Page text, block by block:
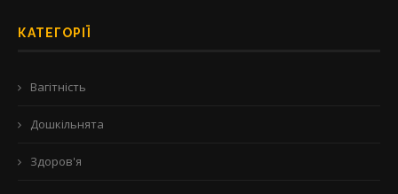
КАТЕГОРІЇ
Вагітність
Дошкільнята
Здоров'я